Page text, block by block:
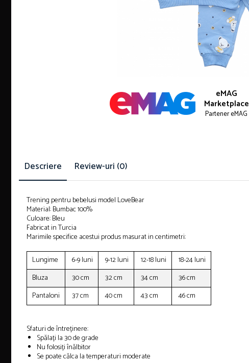
eMAG
Marketplace
Partener eMAG
Descriere Review-uri (0)
Trening pentru bebelusi model LoveBear
Material: Bumbac 100%
Culoare: Bleu
Fabricat in Turcia
Marimile specifice acestui produs masurat in centimetri:
Lungime
6-9 luni 9-12 luni 12-18 luni
18-24 luni
Bluza
30 cm 32 cm 34 cm
36 cm
Pantaloni
37 cm 40 cm 43 cm 46 cm
Sfaturi de întreținere:
Spălați la 30 de grade
Nu folosiți înălbitor
Se poate călca la temperaturi moderate